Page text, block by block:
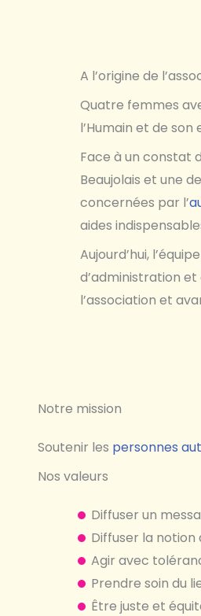
A l’origine de
Quatre femmes
l’Humain et de
Face à un constat
Beaujolais et une
concernées par l’
aides
Aujourd’hui,
d’administration
l’association et
Notre mission
Soutenir les personnes
Nos valeurs
Diffuser un
Diffuser la notion
Agir avec
Prendre soin du
Être juste et